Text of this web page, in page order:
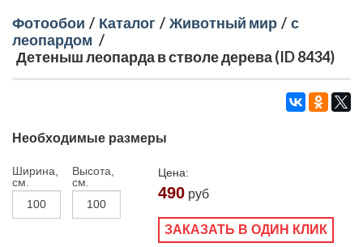
Фотообои / Каталог / Животный мир / с
леопардом /
Детеныш леопарда в стволе дерева (ID 8434)
Необходимые размеры
Ширина,
см.
Высота,
см.
Цена:
490 руб
ЗАКАЗАТЬ В ОДИН КЛИК